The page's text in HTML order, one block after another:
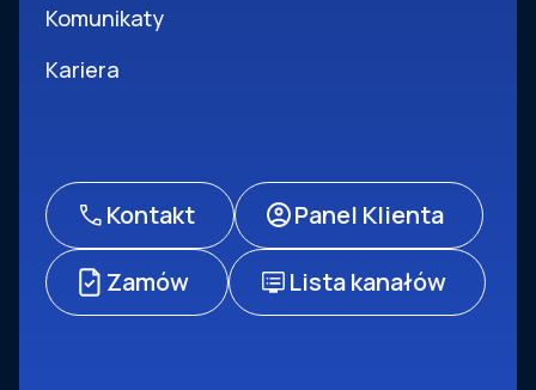
Komunikaty
Kariera
Kontakt Panel Klienta
Zamów Lista kanałów